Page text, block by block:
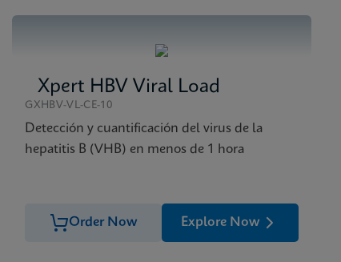
CE-IVD (Spanish)
Xpert HBV Viral Load
GXHBV-VL-CE-10
Detección y cuantificación del virus de la
hepatitis B (VHB) en menos de 1 hora
Order Now Explore Now